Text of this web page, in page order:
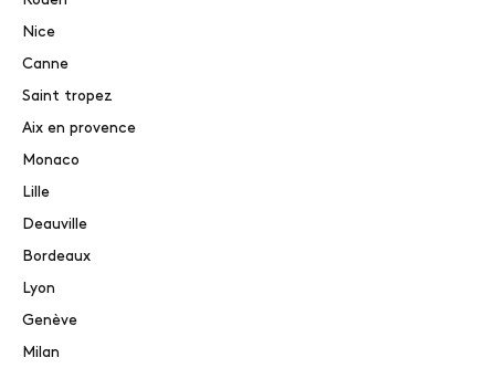
Nice
Canne
Saint tropez
Aix en provence
Monaco
Lille
Deauville
Bordeaux
Lyon
Genève
Milan